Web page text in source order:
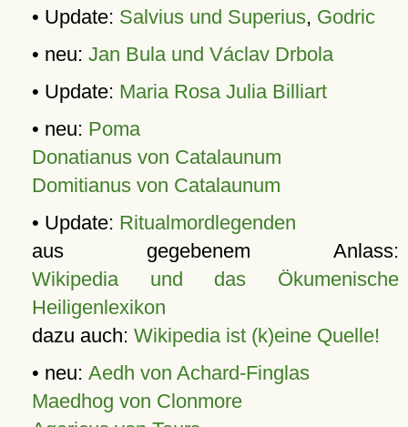
• Update: Salvius und Superius, Godric
• neu: Jan Bula und Václav Drbola
• Update: Maria Rosa Julia Billiart
• neu: Poma
Donatianus von Catalaunum
Domitianus von Catalaunum
• Update: Ritualmordlegenden
aus gegebenem Anlass:
Wikipedia und das Ökumenische
Heiligenlexikon
dazu auch: Wikipedia ist (k)eine Quelle!
• neu: Aedh von Achard-Finglas
Maedhog von Clonmore